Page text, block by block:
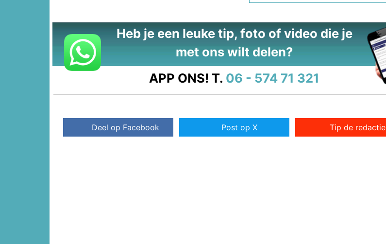
Heb je een leuke tip, foto of video die je
met ons wilt delen?
APP ONS! T. 06 - 574 71 321
Deel op Facebook Post op X Tip de redactie